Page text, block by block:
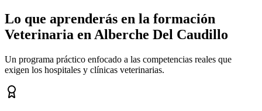
Lo que aprenderás en la formación
Veterinaria en Alberche Del Caudillo
Un programa práctico enfocado a las competencias reales que
exigen los hospitales y clínicas veterinarias.